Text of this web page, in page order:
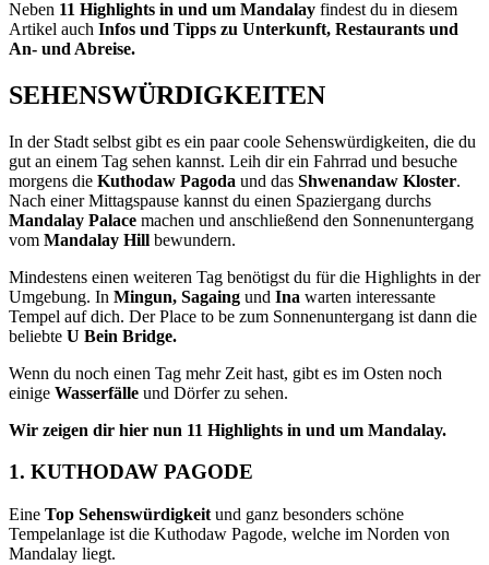
Neben 11 Highlights in und um Mandalay findest du in diesem
Artikel auch Infos und Tipps zu Unterkunft, Restaurants und
An- und Abreise.
SEHENSWÜRDIGKEITEN
In der Stadt selbst gibt es ein paar coole Sehenswürdigkeiten, die du
gut an einem Tag sehen kannst. Leih dir ein Fahrrad und besuche
morgens die Kuthodaw Pagoda und das Shwenandaw Kloster.
Nach einer Mittagspause kannst du einen Spaziergang durchs
Mandalay Palace machen und anschließend den Sonnenuntergang
vom Mandalay Hill bewundern.
Mindestens einen weiteren Tag benötigst du für die Highlights in der
Umgebung. In Mingun, Sagaing und Ina warten interessante
Tempel auf dich. Der Place to be zum Sonnenuntergang ist dann die
beliebte U Bein Bridge.
Wenn du noch einen Tag mehr Zeit hast, gibt es im Osten noch
einige Wasserfälle und Dörfer zu sehen.
Wir zeigen dir hier nun 11 Highlights in und um Mandalay.
1. KUTHODAW PAGODE
Eine Top Sehenswürdigkeit und ganz besonders schöne
Tempelanlage ist die Kuthodaw Pagode, welche im Norden von
Mandalay liegt.